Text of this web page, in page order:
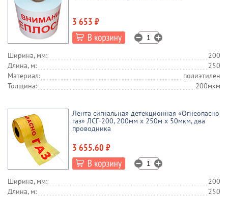
3 653 ₽
Ширина, мм:
200
Длина, м:
250
Материал:
полиэтилен
Толщина:
200мкм
Лента сигнальная детекционная «Огнеопасно
газ» ЛСГ-200, 200мм х 250м х 50мкм, два
проводника
3 655.60 ₽
Ширина, мм:
200
Длина, м:
250